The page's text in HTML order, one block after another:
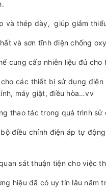
và thép dày, giúp giảm
và sơn tĩnh điện chống
cung cấp nhiên liệu đủ cho
các thiết bị sử dụng
máy giặt, điều hòa…vv
thao tác trong quá trình
điều chỉnh điện áp tự
sát thuận tiện cho việc
hiệu đã có uy tín lâu năm